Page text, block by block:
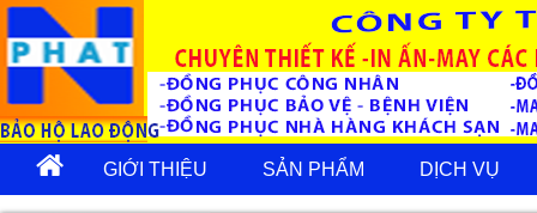
GIỚI THIỆU SẢN PHẨM DỊCH VỤ